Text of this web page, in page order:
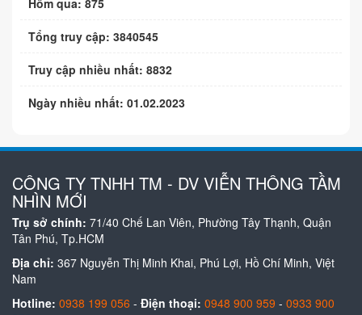
Tổng truy cập: 3840545
Truy cập nhiều nhất: 8832
Ngày nhiều nhất: 01.02.2023
CÔNG TY TNHH TM - DV VIỄN THÔNG TẦM
NHÌN MỚI
Trụ sở chính: 71/40 Chế Lan Viên, Phường Tây Thạnh, Quận
Tân Phú, Tp.HCM
Địa chỉ: 367 Nguyễn Thị Minh Khai, Phú Lợi, Hồ Chí Minh, Việt
Nam
Hotline: 0938 199 056 - Điện thoại: 0948 900 959 - 0933 900